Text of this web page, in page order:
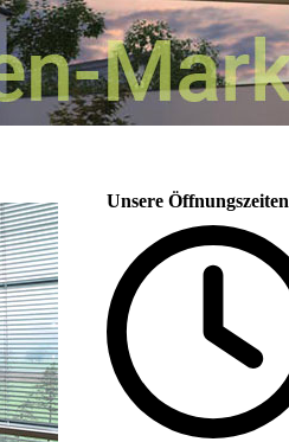
Unsere Öffnungszeiten